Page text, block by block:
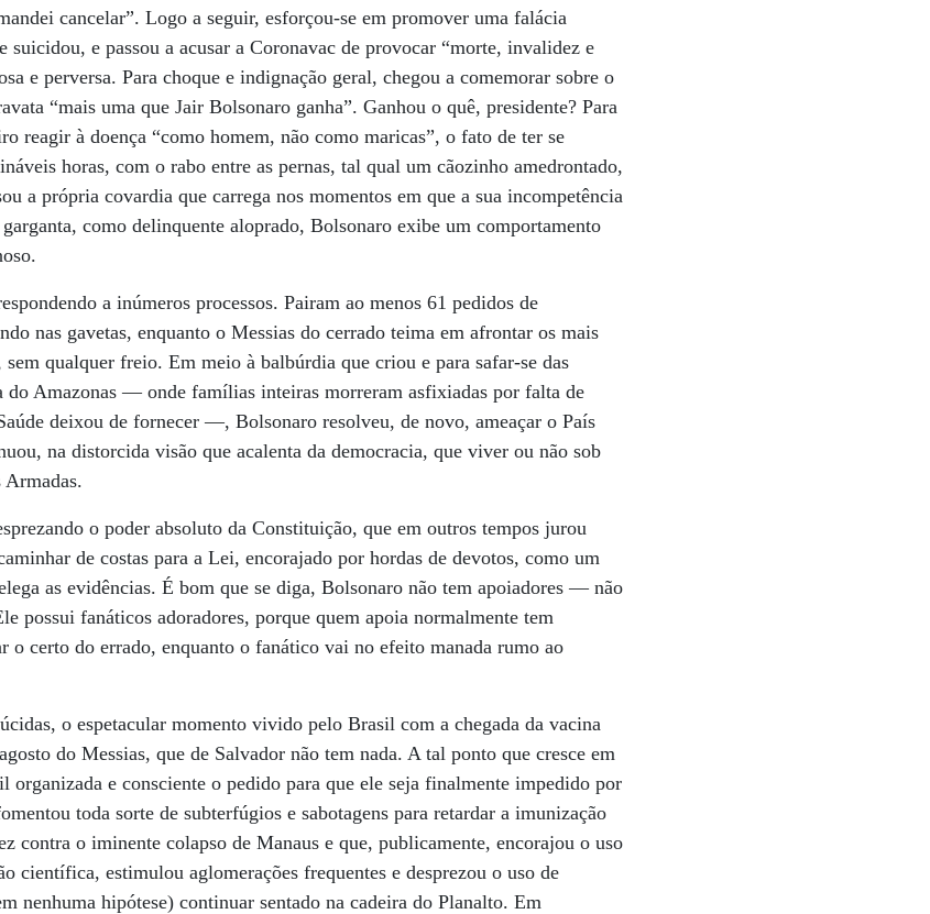
cancelar”. Logo a seguir, esforçou-se em promover uma falácia
suicidou, e passou a acusar a Coronavac de provocar “morte, invalidez e
e perversa. Para choque e indignação geral, chegou a comemorar sobre o
“mais uma que Jair Bolsonaro ganha”. Ganhou o quê, presidente? Para
reagir à doença “como homem, não como maricas”, o fato de ter se
horas, com o rabo entre as pernas, tal qual um cãozinho amedrontado,
a própria covardia que carrega nos momentos em que a sua incompetência
como delinquente aloprado, Bolsonaro exibe um comportamento
a inúmeros processos. Pairam ao menos 61 pedidos de
nas gavetas, enquanto o Messias do cerrado teima em afrontar os mais
sem qualquer freio. Em meio à balbúrdia que criou e para safar-se das
do Amazonas — onde famílias inteiras morreram asfixiadas por falta de
deixou de fornecer —, Bolsonaro resolveu, de novo, ameaçar o País
na distorcida visão que acalenta da democracia, que viver ou não sob
Armadas.
o poder absoluto da Constituição, que em outros tempos jurou
de costas para a Lei, encorajado por hordas de devotos, como um
as evidências. É bom que se diga, Bolsonaro não tem apoiadores — não
possui fanáticos adoradores, porque quem apoia normalmente tem
o certo do errado, enquanto o fanático vai no efeito manada rumo ao
o espetacular momento vivido pelo Brasil com a chegada da vacina
do Messias, que de Salvador não tem nada. A tal ponto que cresce em
organizada e consciente o pedido para que ele seja finalmente impedido por
toda sorte de subterfúgios e sabotagens para retardar a imunização
contra o iminente colapso de Manaus e que, publicamente, encorajou o uso
científica, estimulou aglomerações frequentes e desprezou o uso de
nenhuma hipótese) continuar sentado na cadeira do Planalto. Em